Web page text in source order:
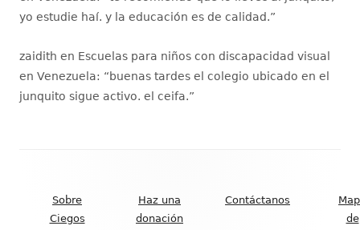
yo estudie haí. y la educación es de calidad.”
zaidith en Escuelas para niños con discapacidad visual
en Venezuela: “buenas tardes el colegio ubicado en el
junquito sigue activo. el ceifa.”
Footer
Sobre
Ciegos
Haz una
donación
Contáctanos
de